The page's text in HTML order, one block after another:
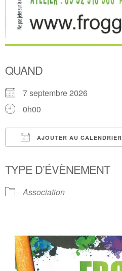
QUAND
7 septembre 2026
0h00
AJOUTER AU CALENDRIER
TYPE D’ÉVÈNEMENT
Association